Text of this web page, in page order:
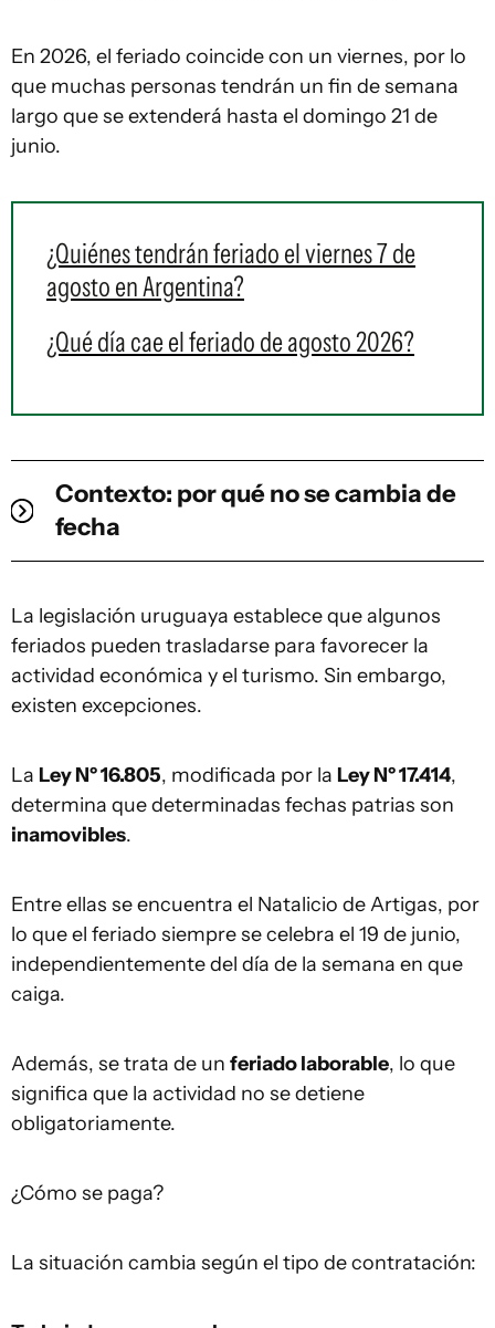
En 2026, el feriado coincide con un viernes, por lo
que muchas personas tendrán un fin de semana
largo que se extenderá hasta el domingo 21 de
junio.
¿Quiénes tendrán feriado el viernes 7 de
agosto en Argentina?
¿Qué día cae el feriado de agosto 2026?
Contexto: por qué no se cambia de
fecha
La legislación uruguaya establece que algunos
feriados pueden trasladarse para favorecer la
actividad económica y el turismo. Sin embargo,
existen excepciones.
La Ley Nº 16.805, modificada por la Ley Nº 17.414,
determina que determinadas fechas patrias son
inamovibles.
Entre ellas se encuentra el Natalicio de Artigas, por
lo que el feriado siempre se celebra el 19 de junio,
independientemente del día de la semana en que
caiga.
Además, se trata de un feriado laborable, lo que
significa que la actividad no se detiene
obligatoriamente.
¿Cómo se paga?
La situación cambia según el tipo de contratación: